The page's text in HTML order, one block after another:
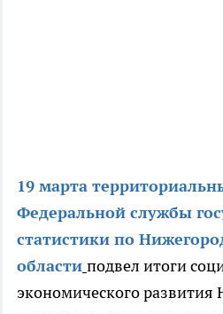
19 марта
Федеральной службы
статистики по
области подвел итоги
экономического